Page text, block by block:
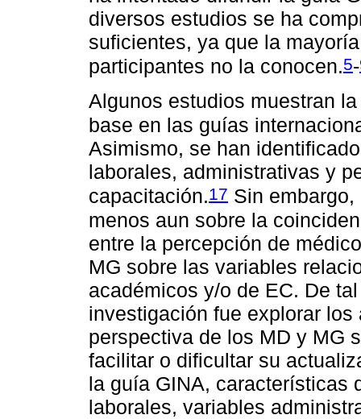
diversos estudios se ha
suficientes, ya que la
participantes no la conocen.5-
Algunos estudios muestran
base en las guías
Asimismo, se han
laborales, administrativas y
capacitación.17 Sin
menos aun sobre la
entre la percepción de
MG sobre las variables
académicos y/o de EC. De
investigación fue explorar
perspectiva de los MD y MG
facilitar o dificultar su
la guía GINA, características
laborales, variables